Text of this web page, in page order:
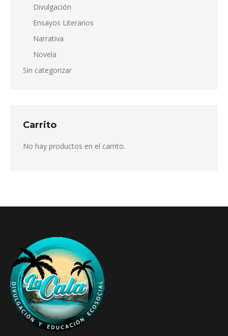
Divulgación
Ensayos Literarios
Narrativa
Novela
Sin categorizar
Carrito
No hay productos en el carrito.